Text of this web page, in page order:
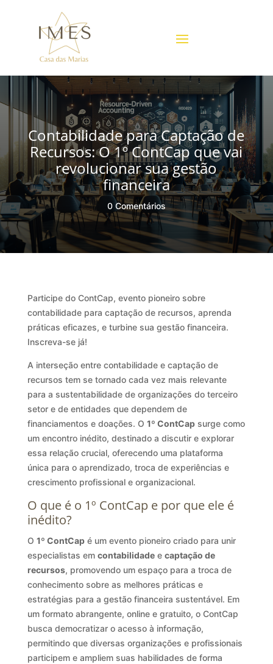
Contabilidade para Captação de
Recursos: O 1º ContCap que vai
revolucionar sua gestão
financeira
0 Comentários
Participe do ContCap, evento pioneiro sobre
contabilidade para captação de recursos, aprenda
práticas eficazes, e turbine sua gestão financeira.
Inscreva-se já!
A interseção entre contabilidade e captação de
recursos tem se tornado cada vez mais relevante
para a sustentabilidade de organizações do terceiro
setor e de entidades que dependem de
financiamentos e doações. O 1º ContCapsurge como
um encontro inédito, destinado a discutir e explorar
essa relação crucial, oferecendo uma plataforma
única para o aprendizado, troca de experiências e
crescimento profissional e organizacional.
O que é o 1º ContCap e por que ele é
inédito?
O 1º ContCapé um evento pioneiro criado para unir
especialistas em contabilidadee captação de
recursos, promovendo um espaço para a troca de
conhecimento sobre as melhores práticas e
estratégias para a gestão financeira sustentável. Em
um formato abrangente, online e gratuito, o ContCap
busca democratizar o acesso à informação,
permitindo que diversas organizações e profissionais
participem e ampliem suas habilidades de forma